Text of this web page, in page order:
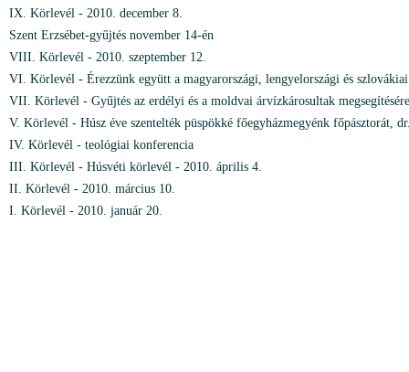
IX. Körlevél - 2010. december 8.
Szent Erzsébet-gyűjtés november 14-én
VIII. Körlevél - 2010. szeptember 12.
VI. Körlevél - Érezzünk együtt a magyarországi, lengyelországi és
VII. Körlevél - Gyűjtés az erdélyi és a moldvai árvízkárosultak
V. Körlevél - Húsz éve szentelték püspökké főegyházmegyénk főpásztorát,
IV. Körlevél - teológiai konferencia
III. Körlevél - Húsvéti körlevél - 2010. április 4.
II. Körlevél - 2010. március 10.
I. Körlevél - 2010. január 20.